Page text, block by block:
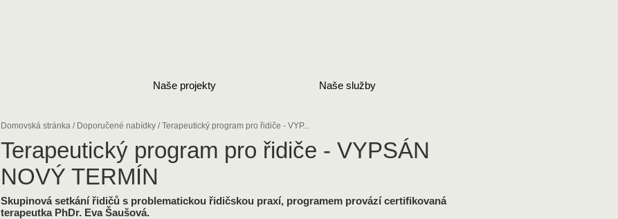
Naše služby
Naše projekty
Domovská stránka / Doporučené nabídky /Terapeutický program pro řidiče - VYP...
Terapeutický program pro řidiče - VYPSÁN
NOVÝ TERMÍN
Skupinová setkání řidičů s problematickou řidičskou praxí, programem provází certifikovaná
terapeutka PhDr. Eva Šaušová.